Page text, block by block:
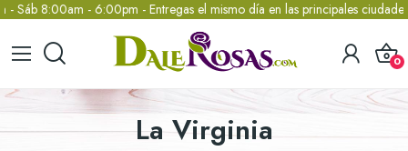
- 6:00pm - Entregas el mismo día en las principales ciudades
0
La Virginia